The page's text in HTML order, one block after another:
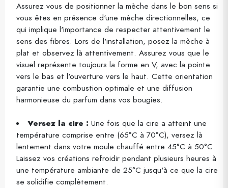
Assurez vous de positionner la mèche dans le bon sens si
vous êtes en présence d'une mèche directionnelles, ce
qui implique l'importance de respecter attentivement le
sens des fibres. Lors de l'installation, posez la mèche à
plat et observez là attentivement. Assurez vous que le
visuel représente toujours la forme en V, avec la pointe
vers le bas et l'ouverture vers le haut. Cette orientation
garantie une combustion optimale et une diffusion
harmonieuse du parfum dans vos bougies.
Versez la cire : Une fois que la cire a atteint une
température comprise entre (65°C à 70°C), versez là
lentement dans votre moule chauffé entre 45°C à 50°C.
Laissez vos créations refroidir pendant plusieurs heures à
une température ambiante de 25°C jusqu'à ce que la cire
se solidifie complètement.